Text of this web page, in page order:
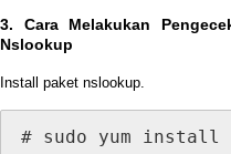
3. Cara Melakukan
Nslookup
Install paket nslookup
# sudo yum install